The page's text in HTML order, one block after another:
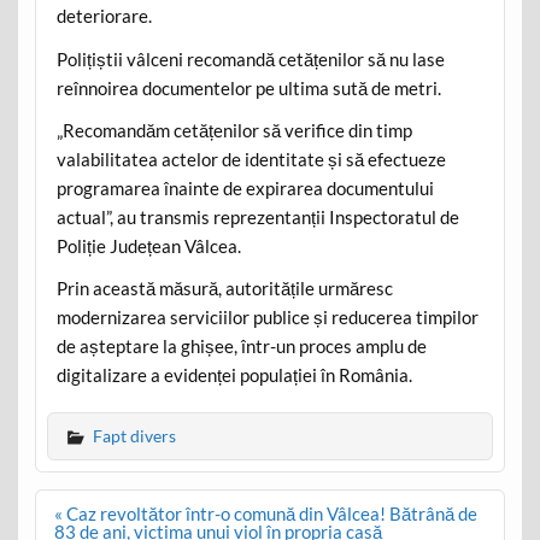
deteriorare.
Polițiștii vâlceni recomandă cetățenilor să nu lase
reînnoirea documentelor pe ultima sută de metri.
„Recomandăm cetățenilor să verifice din timp
valabilitatea actelor de identitate și să efectueze
programarea înainte de expirarea documentului
actual”, au transmis reprezentanții Inspectoratul de
Poliție Județean Vâlcea.
Prin această măsură, autoritățile urmăresc
modernizarea serviciilor publice și reducerea timpilor
de așteptare la ghișee, într-un proces amplu de
digitalizare a evidenței populației în România.
Fapt divers
Post
navigation
« Caz revoltător într-o comună din Vâlcea! Bătrână de
83 de ani, victima unui viol în propria casă